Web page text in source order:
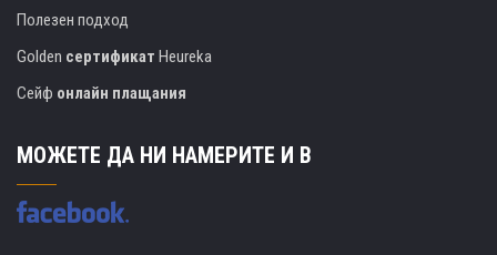
Полезен подход
Golden сертификат Heureka
Сейф онлайн плащания
МОЖЕТЕ ДА НИ НАМЕРИТЕ И В